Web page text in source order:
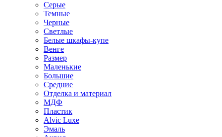
Серые
Темные
Черные
Светлые
Белые шкафы-купе
Венге
Размер
Маленькие
Большие
Средние
Отделка и материал
МДФ
Пластик
Alvic Luxe
Эмаль